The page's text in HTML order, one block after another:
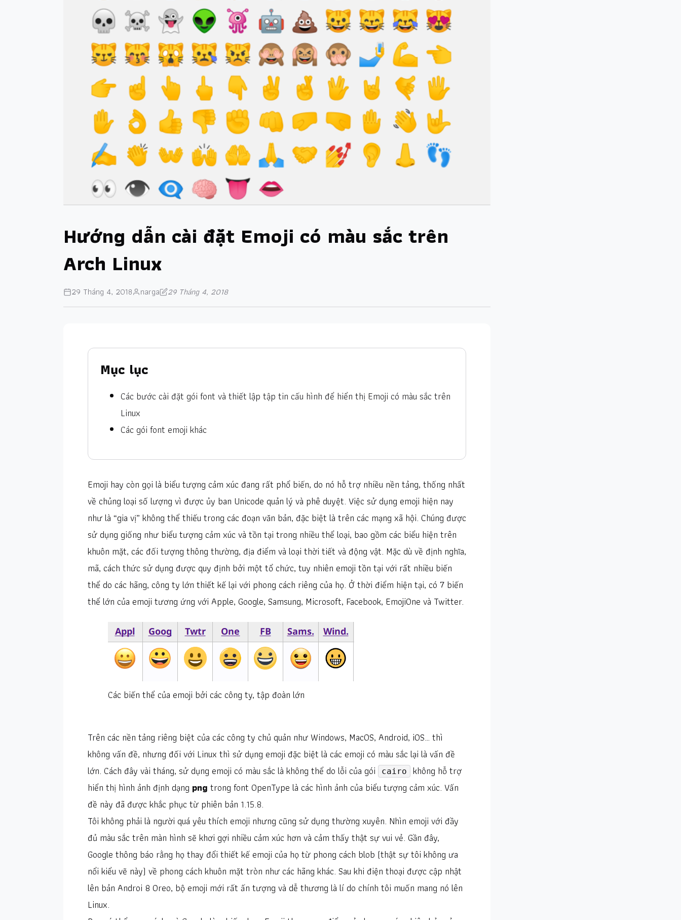
Hướng dẫn cài đặt Emoji có màu sắc trên
Arch Linux
29 Tháng 4, 2018 narga 29 Tháng 4, 2018
Mục lục
Các bước cài đặt gói font và thiết lập tập tin cấu hình để hiển thị Emoji có màu sắc trên
Linux
Các gói font emoji khác
Emoji hay còn gọi là biểu tượng cảm xúc đang rất phổ biến, do nó hỗ trợ nhiều nền tảng, thống nhất
về chủng loại số lượng vì được ủy ban Unicode quản lý và phê duyệt. Việc sử dụng emoji hiện nay
như là “gia vị” không thể thiếu trong các đoạn văn bản, đặc biệt là trên các mạng xã hội. Chúng được
sử dụng giống như biểu tượng cảm xúc và tồn tại trong nhiều thể loại, bao gồm các biểu hiện trên
khuôn mặt, các đối tượng thông thường, địa điểm và loại thời tiết và động vật. Mặc dù về định nghĩa,
mã, cách thức sử dụng được quy định bởi một tổ chức, tuy nhiên emoji tồn tại với rất nhiều biến
thể do các hãng, công ty lớn thiết kế lại với phong cách riêng của họ. Ở thời điểm hiện tại, có 7 biến
thể lớn của emoji tương ứng với Apple, Google, Samsung, Microsoft, Facebook, EmojiOne và Twitter.
Các biến thể của emoji bởi các công ty, tập đoàn lớn
Trên các nền tảng riêng biệt của các công ty chủ quản như Windows, MacOS, Android, iOS… thì
không vấn đề, nhưng đối với Linux thì sử dụng emoji đặc biệt là các emoji có màu sắc lại là vấn đề
lớn. Cách đây vài tháng, sử dụng emoji có màu sắc là không thể do lỗi của gói
cairo không hỗ trợ
hiển thị hình ảnh định dạng png trong font OpenType là các hình ảnh của biểu tượng cảm xúc. Vấn
đề này đã được khắc phục từ phiên bản 1.15.8.
Tôi không phải là người quá yêu thích emoji nhưng cũng sử dụng thường xuyên. Nhìn emoji với đầy
đủ màu sắc trên màn hình sẽ khơi gợi nhiều cảm xúc hơn và cảm thấy thật sự vui vẻ. Gần đây,
Google thông báo rằng họ thay đổi thiết kế emoji của họ từ phong cách blob (thật sự tôi không ưa
nổi kiểu vẽ này) về phong cách khuôn mặt tròn như các hãng khác. Sau khi điện thoại được cập nhật
lên bản Androi 8 Oreo, bộ emoji mới rất ấn tượng và dễ thương là lí do chính tôi muốn mang nó lên
Linux.